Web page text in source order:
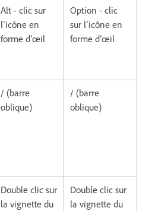
Alt - clic sur
l’icône en
forme d’œil
Option - clic
sur l’icône en
forme d’œil
/ (barre
oblique)
/ (barre
oblique)
Double clic sur
la vignette du
Double clic sur
la vignette du